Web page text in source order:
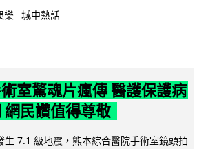
樂 城中熱話
室驚魂片瘋傳 醫護保護病
網民讚值得尊敬
生 7.1 級地震，熊本綜合醫院手術室鏡頭拍